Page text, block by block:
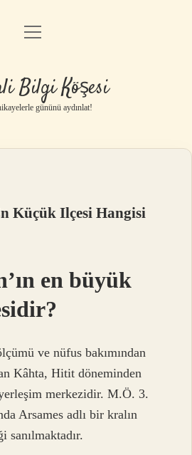
Anasayfa
Yasal Uyarı
menüyü
Bilgi Köşesi
gününü aydınlat!
Küçük Ilçesi Hangisi
en büyük
ve nüfus bakımından
Kâhta, Hitit döneminden
merkezidir. M.Ö. 3.
Arsames adlı bir kralın
sanılmaktadır.